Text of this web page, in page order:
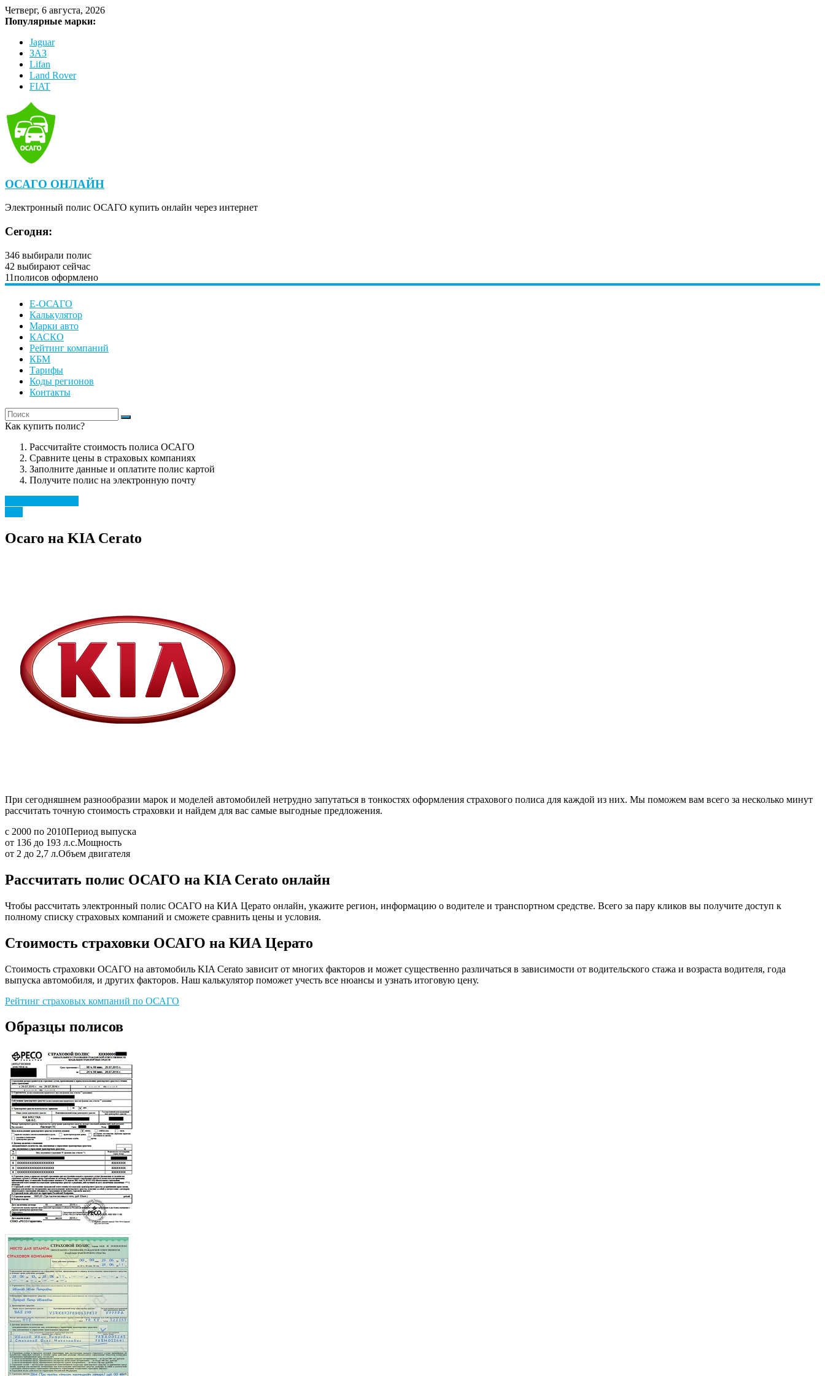
Четверг, 6 августа, 2026
Популярные марки:
Jaguar
ЗАЗ
Lifan
Land Rover
FIAT
ОСАГО ОНЛАЙН
Электронный полис ОСАГО купить онлайн через интернет
Сегодня:
346 выбирали полис
42 выбирают сейчас
11полисов оформлено
Е-ОСАГО
Калькулятор
Марки авто
КАСКО
Рейтинг компаний
КБМ
Тарифы
Коды регионов
Контакты
Как купить полис?
Рассчитайте стоимость полиса ОСАГО
Сравните цены в страховых компаниях
Заполните данные и оплатите полис картой
Получите полис на электронную почту
Осаго на KIA Cerato
При сегодняшнем разнообразии марок и моделей автомобилей нетрудно запутаться в тонкостях оформления страхового полиса для каждой из них. Мы поможем вам всего за несколько минут
рассчитать точную стоимость страховки и найдем для вас самые выгодные предложения.
с 2000 по 2010Период выпуска
от 136 до 193 л.с.Мощность
от 2 до 2,7 л.Объем двигателя
Рассчитать полис ОСАГО на KIA Cerato онлайн
Чтобы рассчитать электронный полис ОСАГО на КИА Церато онлайн, укажите регион, информацию о водителе и транспортном средстве. Всего за пару кликов вы получите доступ к
полному списку страховых компаний и сможете сравнить цены и условия.
Стоимость страховки ОСАГО на КИА Церато
Стоимость страховки ОСАГО на автомобиль KIA Cerato зависит от многих факторов и может существенно различаться в зависимости от водительского стажа и возраста водителя, года
выпуска автомобиля, и других факторов. Наш калькулятор поможет учесть все нюансы и узнать итоговую цену.
Рейтинг страховых компаний по ОСАГО
Образцы полисов